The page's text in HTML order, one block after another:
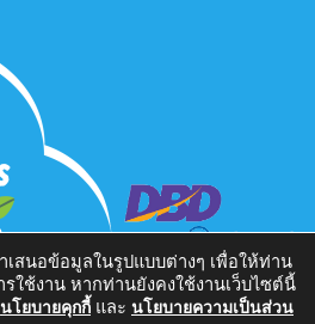
เสนอข้อมูลในรูปแบบต่างๆ เพื่อให้ท่าน
ใช้งาน หากท่านยังคงใช้งานเว็บไซต์นี้
นโยบายคุกกี้ และ นโยบายความเป็นส่วน